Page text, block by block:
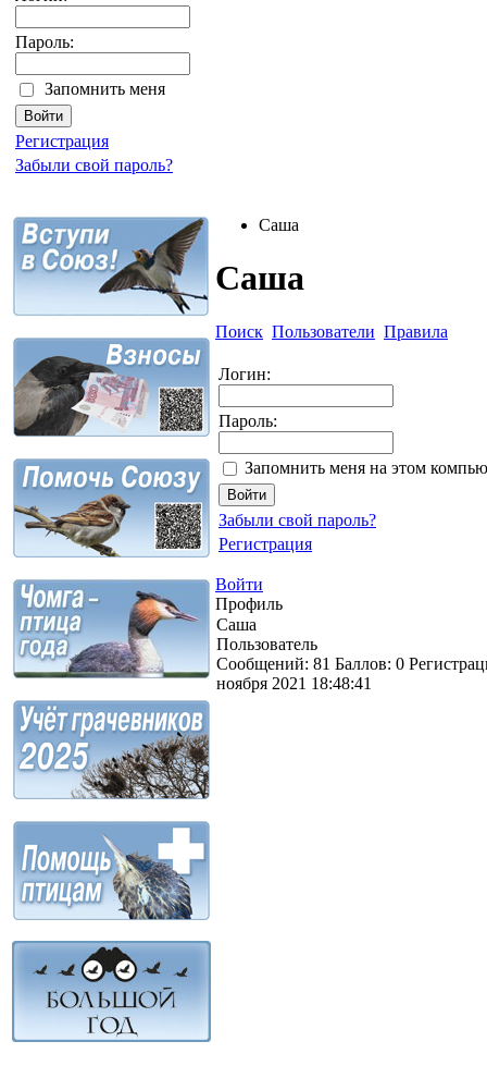
Пароль:
Запомнить меня
Регистрация
Забыли свой пароль?
Caша
Caша
Поиск Пользователи Правила
Логин:
Пароль:
Запомнить меня на этом
Забыли свой пароль?
Регистрация
Войти
Профиль
Caша
Пользователь
Сообщений: 81 Баллов: 0
ноября 2021 18:48:41